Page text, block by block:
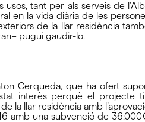
tant per als serveis de
en la vida diària de les
de la llar residència
pugui gaudir-lo.
Cerqueda, que ha ofert
interès perquè el projecte
la llar residència amb
amb una subvenció de